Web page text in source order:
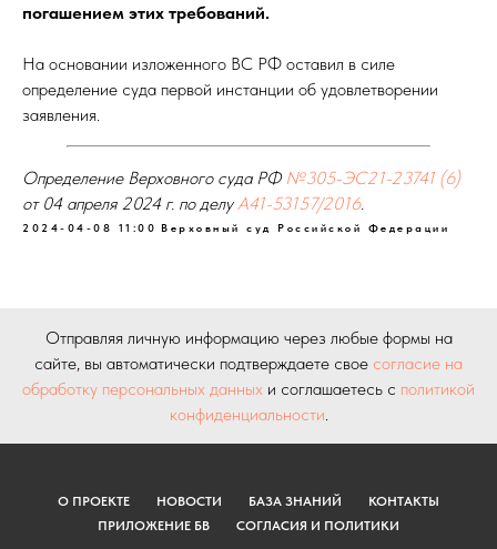
погашением этих требований.
На основании изложенного ВС РФ оставил в силе
определение суда первой инстанции об удовлетворении
заявления.
Определение Верховного суда РФ №305-ЭС21-23741 (6)
от 04 апреля 2024 г. по делуА41-53157/2016.
2024-04-08 11:00 Верховный суд Российской Федерации
Отправляя личную информацию через любые формы на
сайте, вы автоматически подтверждаете свое согласие на
обработку персональных данных и соглашаетесь с политикой
конфиденциальности.
О ПРОЕКТЕ НОВОСТИ БАЗА ЗНАНИЙ
КОНТАКТЫ
ПРИЛОЖЕНИЕ БВ
СОГЛАСИЯ И ПОЛИТИКИ